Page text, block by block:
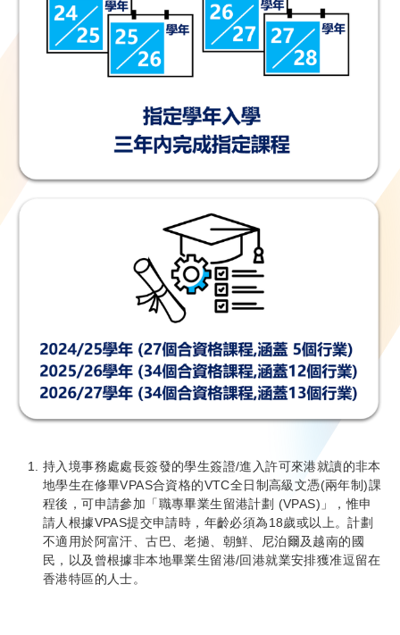
持入境事務處處長簽發的學生簽證/進入許可來港就讀的非本
地學生在修畢VPAS合資格的VTC全日制高級文憑(兩年制)課
程後，可申請參加「職專畢業生留港計劃 (VPAS)」，惟申
請人根據VPAS提交申請時，年齡必須為18歲或以上。計劃
不適用於阿富汗、古巴、老撾、朝鮮、尼泊爾及越南的國
民，以及曾根據非本地畢業生留港/回港就業安排獲准逗留在
香港特區的人士。